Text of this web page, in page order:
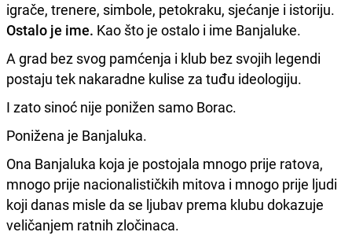
igrače, trenere, simbole, petokraku, sjećanje i istoriju.
Ostalo je ime. Kao što je ostalo i ime Banjaluke.
A grad bez svog pamćenja i klub bez svojih legendi
postaju tek nakaradne kulise za tuđu ideologiju.
I zato sinoć nije ponižen samo Borac.
Ponižena je Banjaluka.
Ona Banjaluka koja je postojala mnogo prije ratova,
mnogo prije nacionalističkih mitova i mnogo prije ljudi
koji danas misle da se ljubav prema klubu dokazuje
veličanjem ratnih zločinaca.